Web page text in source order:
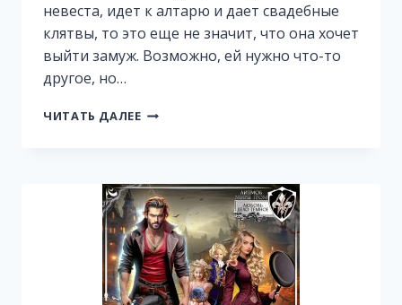
невеста, идет к алтарю и дает свадебные
клятвы, то это еще не значит, что она хочет
выйти замуж. Возможно, ей нужно что-то
другое, но…
ЧИТАТЬ ДАЛЕЕ КТО